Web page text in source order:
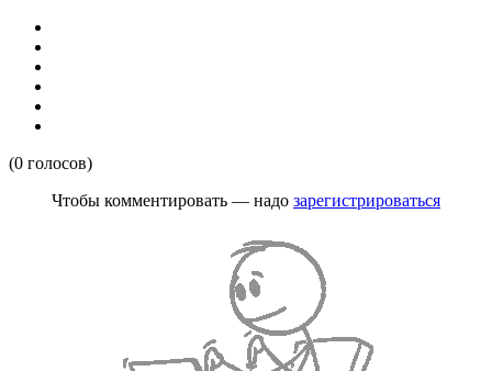
(0 голосов)
Чтобы комментировать — надо зарегистрироваться